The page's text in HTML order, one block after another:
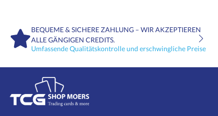
BEQUEME & SICHERE ZAHLUNG – WIR AKZEPTIEREN
ALLE GÄNGIGEN CREDITS.
Umfassende Qualitätskontrolle und erschwingliche Preise